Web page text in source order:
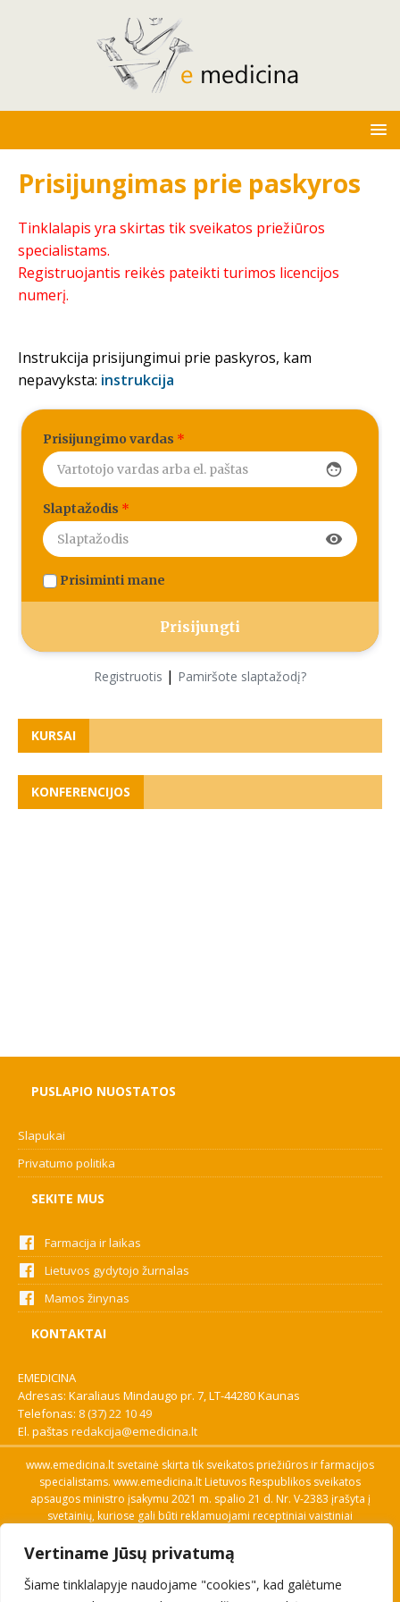
Vertiname Jūsų privatumą
Šiame tinklalapyje naudojame "cookies", kad galėtume
Prisijungimas prie paskyros
Tinklalapis yra skirtas tik sveikatos priežiūros
specialistams.
Registruojantis reikės pateikti turimos licencijos
numerį.
Instrukcija prisijungimui prie paskyros, kam
nepavyksta: instrukcija
Prisijungimo vardas *
face
Slaptažodis *
visibility
Prisiminti mane
Registruotis | Pamiršote slaptažodį?
KURSAI
KONFERENCIJOS
PUSLAPIO NUOSTATOS
Slapukai
Privatumo politika
SEKITE MUS
Farmacija ir laikas
Lietuvos gydytojo žurnalas
Mamos žinynas
KONTAKTAI
EMEDICINA
Adresas: Karaliaus Mindaugo pr. 7, LT-44280 Kaunas
Telefonas: 8 (37) 22 10 49
El. paštas redakcija@emedicina.lt
www.emedicina.lt svetainė skirta tik sveikatos priežiūros ir farmacijos
specialistams. www.emedicina.lt Lietuvos Respublikos sveikatos
apsaugos ministro įsakymu 2021 m. spalio 21 d. Nr. V-2383 įrašyta į
svetainių, kuriose gali būti reklamuojami receptiniai vaistiniai
savo profesinę kvalifikaciją. Naudingos nuorodos: Vaistų ir medicinos
pagalbos priemonių kainų paieška, VVKT tinklalapis, Sveikatos
priežiūros ar farmacijos specialisto pranešimo apie įtariamą